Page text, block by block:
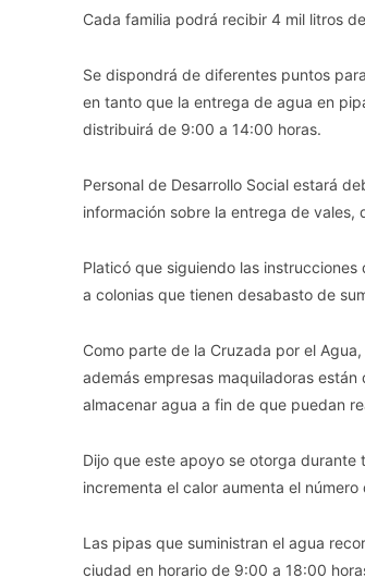
Cada familia podrá recibir 4 mil litros
Se dispondrá de diferentes puntos
en tanto que la entrega de agua en
distribuirá de 9:00 a 14:00 horas.
Personal de Desarrollo Social estará
información sobre la entrega de vales,
Platicó que siguiendo las
a colonias que tienen desabasto de
Como parte de la Cruzada por el
además empresas maquiladoras
almacenar agua a fin de que puedan
Dijo que este apoyo se otorga
incrementa el calor aumenta el
Las pipas que suministran el agua
ciudad en horario de 9:00 a 18:00